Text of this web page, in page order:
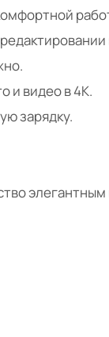
и видео в 4K.
зарядку.
элегантным